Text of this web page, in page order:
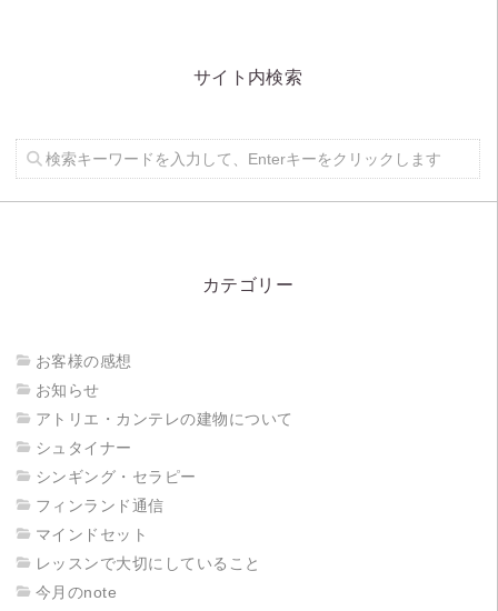
サイト内検索
カテゴリー
お客様の感想
お知らせ
アトリエ・カンテレの建物について
シュタイナー
シンギング・セラピー
フィンランド通信
マインドセット
レッスンで大切にしていること
今月のnote